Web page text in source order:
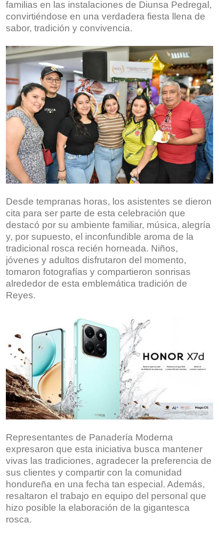
familias en las instalaciones de Diunsa Pedregal,
convirtiéndose en una verdadera fiesta llena de
sabor, tradición y convivencia.
Desde tempranas horas, los asistentes se dieron
cita para ser parte de esta celebración que
destacó por su ambiente familiar, música, alegría
y, por supuesto, el inconfundible aroma de la
tradicional rosca recién horneada. Niños,
jóvenes y adultos disfrutaron del momento,
tomaron fotografías y compartieron sonrisas
alrededor de esta emblemática tradición de
Reyes.
Representantes de Panadería Moderna
expresaron que esta iniciativa busca mantener
vivas las tradiciones, agradecer la preferencia de
sus clientes y compartir con la comunidad
hondureña en una fecha tan especial. Además,
resaltaron el trabajo en equipo del personal que
hizo posible la elaboración de la gigantesca
rosca.